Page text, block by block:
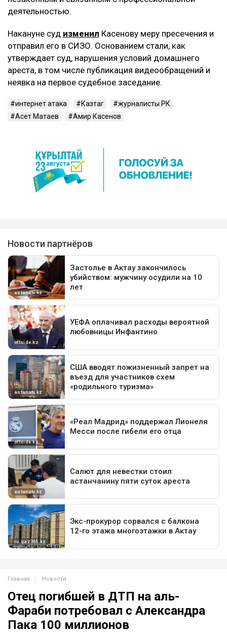
деятельностью.
Накануне суд изменил Касенову меру пресечения и
отправил его в СИЗО. Основанием стали, как
утверждает суд, нарушения условий домашнего
ареста, в том числе публикация видеообращений и
неявка на первое судебное заседание.
интернет атака Казтаг
журналисты РК
Асет Матаев
Амир Касенов
Главная Новости
Отец погибшей в ДТП на аль-
Фараби потребовал с Александра
Пака 100 миллионов